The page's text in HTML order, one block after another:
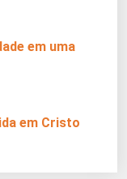
em uma
em Cristo